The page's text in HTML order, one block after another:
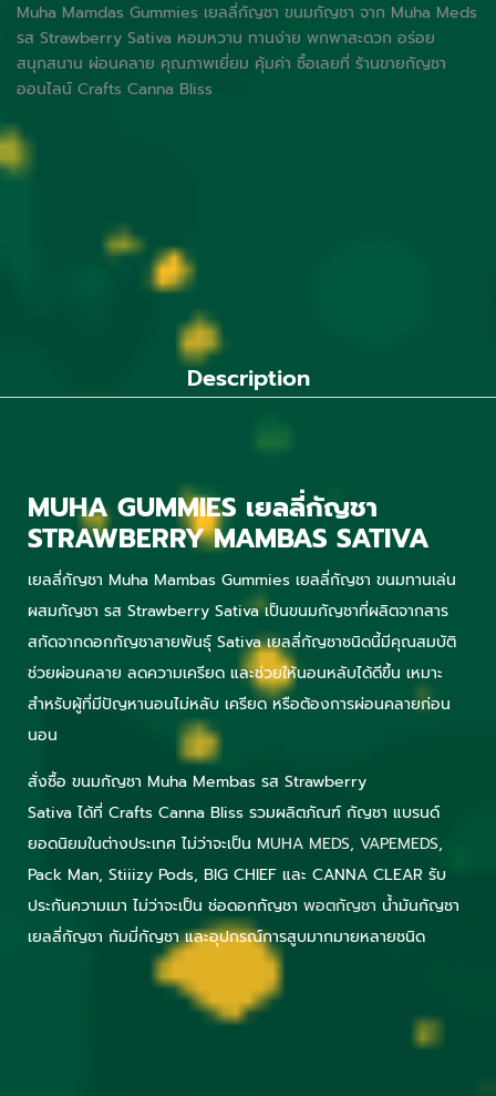
Muha Mamdas Gummies เยลลี่กัญชา ขนมกัญชา จาก Muha Meds
รส Strawberry Sativa หอมหวาน ทานง่าย พกพาสะดวก อร่อย
สนุกสนาน ผ่อนคลาย คุณภาพเยี่ยม คุ้มค่า ซื้อเลยที่ ร้านขายกัญชา
ออนไลน์ Crafts Canna Bliss
Description
MUHA GUMMIES เยลลี่กัญชา
STRAWBERRY MAMBAS SATIVA
เยลลี่กัญชา Muha Mambas Gummies เยลลี่กัญชา ขนมทานเล่น
ผสมกัญชา รส Strawberry Sativa เป็นขนมกัญชาที่ผลิตจากสาร
สกัดจากดอกกัญชาสายพันธุ์ Sativa เยลลี่กัญชาชนิดนี้มีคุณสมบัติ
ช่วยผ่อนคลาย ลดความเครียด และช่วยให้นอนหลับได้ดีขึ้น เหมาะ
สำหรับผู้ที่มีปัญหานอนไม่หลับ เครียด หรือต้องการผ่อนคลายก่อน
นอน
สั่งซื้อ ขนมกัญชา Muha Membas รส Strawberry
Sativa ได้ที่ Crafts Canna Bliss รวมผลิตภัณฑ์ กัญชา แบรนด์
ยอดนิยมในต่างประเทศ ไม่ว่าจะเป็น MUHA MEDS, VAPEMEDS,
Pack Man, Stiiizy Pods, BIG CHIEF และ CANNA CLEAR รับ
ประกันความเมา ไม่ว่าจะเป็น ช่อดอกกัญชา พอตกัญชา น้ำมันกัญชา
เยลลี่กัญชา กัมมี่กัญชา และอุปกรณ์การสูบมากมายหลายชนิด